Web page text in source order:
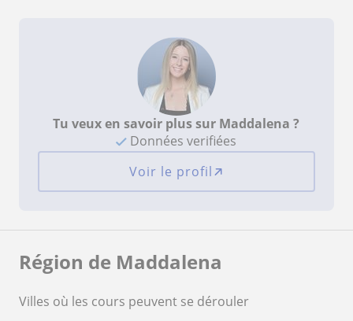
Tu veux en savoir plus sur Maddalena ?
Données verifiées
Voir le profil
Région de Maddalena
Villes où les cours peuvent se dérouler